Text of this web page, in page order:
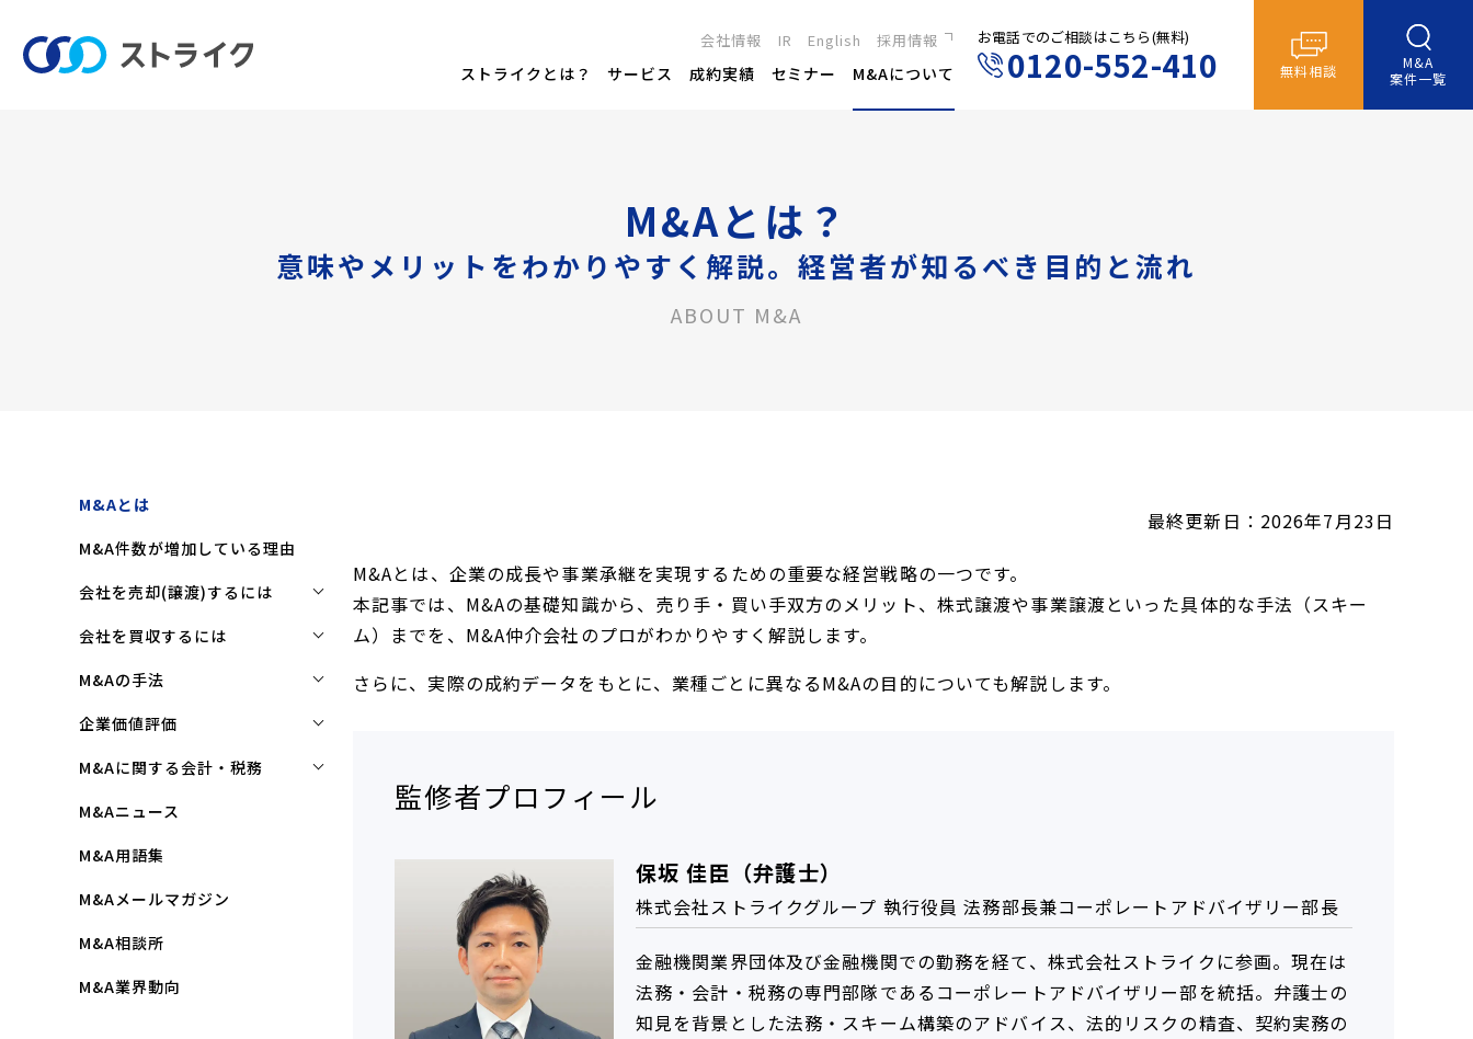
会社情報 IR English 採用情報
新卒採用
キャリア採用
ストライクとは？ サービス 成約実績 セミナー M&Aについて
お電話でのご相談はこちら(無料)
0120-552-410 無料相談
M&A
案件一覧
M&Aとは？
意味やメリットをわかりやすく解説。経営者が知るべき目的と流れ
ABOUT M&A
M&Aとは
M&A件数が増加している理由
会社を売却(譲渡)するには
会社を売却(譲渡)するには
M&Aで売れる会社の条件とは
M&Aで買い手はここを見る
会社を買収するには
会社を買収するには
企業買収を成功させるポイント
買収監査(デューディリジェン
ス)とは
クロージングと引継ぎ
企業買収の流れと手順
M&Aの手法
株式譲渡
第三者割当増資
資本業務提携
企業価値評価
企業価値評価(バリュエーショ
企業評価と売買価格の違い
中小企業M&Aにおける企業価値
ン)の算定方法
純資産法(コストアプローチ)
M&Aに関する会計・税務
株式譲渡にかかる税金(個人・
事業譲渡にかかる税金(個人・
法人)
M&Aにおける節税(役員退職金
スキーム)
赤字・債務超過会社の買収制限
M&Aニュース
M&A用語集
M&Aメールマガジン
M&A相談所
M&A業界動向
最終更新日： 2026年7月23日
M&Aとは、企業の成長や事業承継を実現するための重要な経営戦略の一つです。
本記事では、M&Aの基礎知識から、売り手・買い手双方のメリット、株式譲渡や事業譲渡といった具体的な手法（スキー
ム）までを、M&A仲介会社のプロがわかりやすく解説します。
さらに、実際の成約データをもとに、業種ごとに異なるM&Aの目的についても解説します。
監修者プロフィール
保坂 佳臣（弁護士）
株式会社ストライクグループ 執行役員 法務部長兼コーポレートアドバイザリー部長
金融機関業界団体及び金融機関での勤務を経て、株式会社ストライクに参画。現在は
法務・会計・税務の専門部隊であるコーポレートアドバイザリー部を統括。弁護士の
知見を背景とした法務・スキーム構築のアドバイス、法的リスクの精査、契約実務の